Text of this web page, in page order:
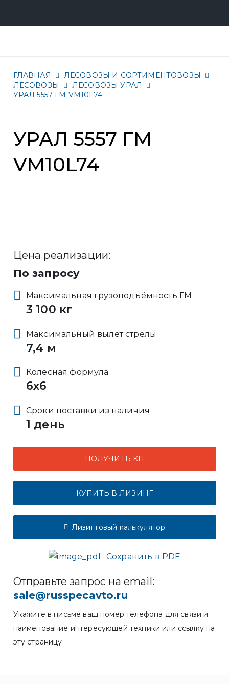
ГЛАВНАЯ
ЛЕСОВОЗЫ И СОРТИМЕНТОВОЗЫ
ЛЕСОВОЗЫ
ЛЕСОВОЗЫ УРАЛ
УРАЛ 5557 ГМ VM10L74
УРАЛ 5557 ГМ
VM10L74
Цена реализации:
По запросу
Максимальная грузоподъёмность ГМ
3 100 кг
Максимальный вылет стрелы
7,4 м
Колёсная формула
6x6
Сроки поставки из наличия
1 день
ПОЛУЧИТЬ КП
КУПИТЬ В ЛИЗИНГ
Лизинговый калькулятор
Сохранить в PDF
Отправьте запрос на email:
sale@russpecavto.ru
Укажите в письме ваш номер телефона для связи и
наименование интересующей техники или ссылку на
эту страницу.